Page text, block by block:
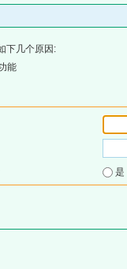
下几个原因:
能